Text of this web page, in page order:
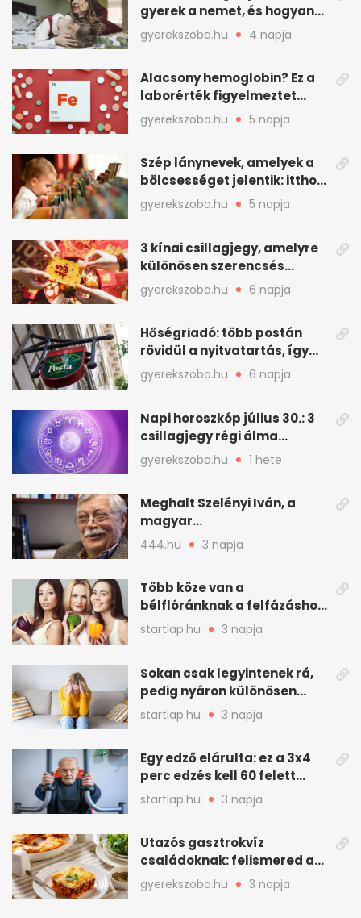
gyerek a nemet, és hogyan
mondd ki jól?
gyerekszoba.hu 4 napja
Alacsony hemoglobin? Ez a
laborérték figyelmeztet
vashiányra
gyerekszoba.hu 5 napja
Szép lánynevek, amelyek a
bölcsességet jelentik: itthon
is adhatók
gyerekszoba.hu 5 napja
3 kínai csillagjegy, amelyre
különösen szerencsés
augusztus vár
gyerekszoba.hu 6 napja
Hőségriadó: több postán
rövidül a nyitvatartás, így
intézkedik a Magyar Posta
gyerekszoba.hu 6 napja
Napi horoszkóp július 30.: 3
csillagjegy régi álma
teljesülhet
gyerekszoba.hu 1 hete
Meghalt Szelényi Iván, a
magyar
társadalomtudomány
meghatározó alakja
444.hu 3 napja
Több köze van a
bélflóránknak a felfázáshoz,
mint hinnénk – Így védhetjük
nyáron a húgyutakat (x)
startlap.hu 3 napja
Sokan csak legyintenek rá,
pedig nyáron különösen
gyakran jelentkezik ez a
kellemetlen betegség
startlap.hu 3 napja
Egy edző elárulta: ez a 3x4
perc edzés kell 60 felett
mindenkinek
startlap.hu 3 napja
Utazós gasztrokvíz
családoknak: felismered az
asadót és társait?
gyerekszoba.hu 3 napja